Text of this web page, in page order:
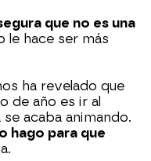
que no es una
le hace ser más
ha revelado que
de año es ir al
acaba animando.
hago para que